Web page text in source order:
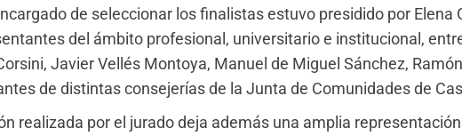
de seleccionar los finalistas estuvo presidido por Elena
del ámbito profesional, universitario e institucional,
Javier Vellés Montoya, Manuel de Miguel Sánchez,
de distintas consejerías de la Junta de Comunidades de
realizada por el jurado deja además una amplia